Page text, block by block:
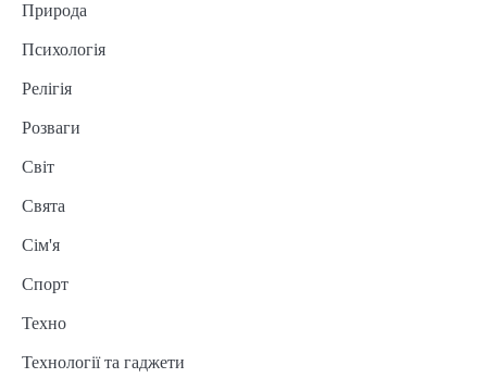
Природа
Психологія
Релігія
Розваги
Світ
Свята
Сім'я
Спорт
Техно
Технології та гаджети